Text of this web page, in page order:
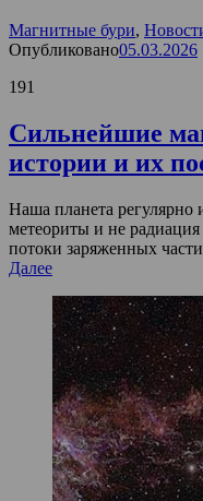
Магнитные бури,
Опубликовано05.03.2026
191
Сильнейшие
истории и их
Наша планета
метеориты и не
потоки заряженных
Далее